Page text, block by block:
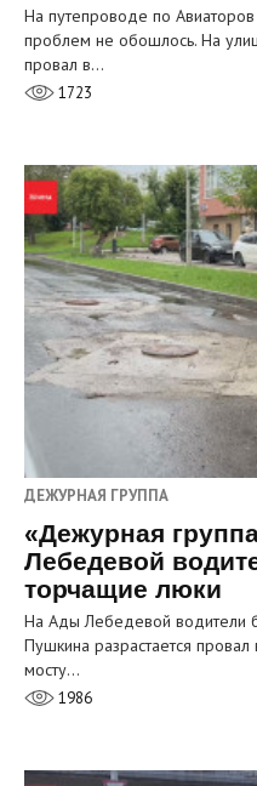
На путепроводе по
проблем не обошлось. На
провал в…
1723
ДЕЖУРНАЯ ГРУППА
«Дежурная
Лебедевой
торчащие люки
На Ады Лебедевой водители
Пушкина разрастается
мосту…
1986